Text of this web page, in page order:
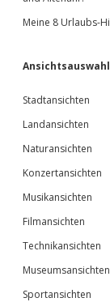
Meine 8 Urlaubs-
Ansichtsauswahl
Stadtansichten
Landansichten
Naturansichten
Konzertansichten
Musikansichten
Filmansichten
Technikansichten
Museumsansichten
Sportansichten